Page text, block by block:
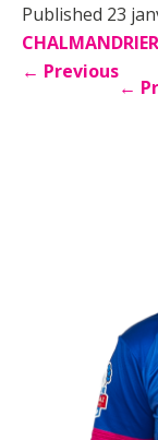
Published 23
CHALMANDRIER
← Previous
←